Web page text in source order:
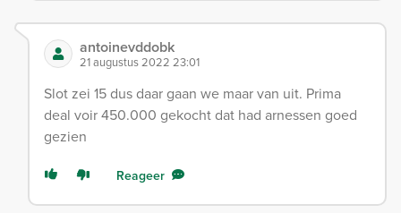
antoinevddobk
21 augustus 2022 23:01
Slot zei 15 dus daar gaan we maar van uit. Prima
deal voir 450.000 gekocht dat had arnessen goed
gezien
Reageer